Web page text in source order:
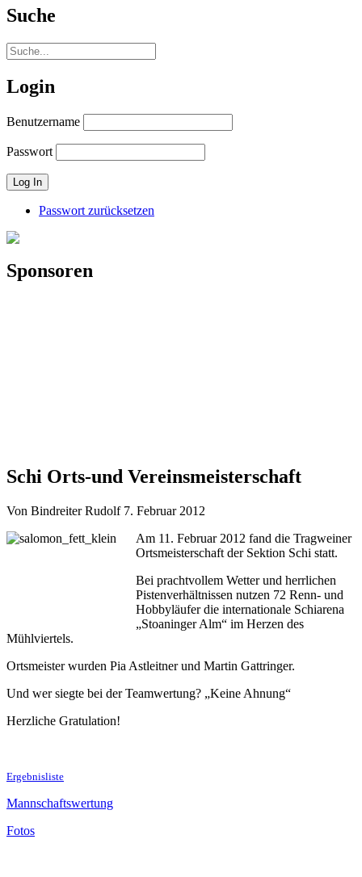
Suche
Login
Benutzername
Passwort
Passwort zurücksetzen
Sponsoren
Schi Orts-und Vereinsmeisterschaft
Von Bindreiter Rudolf 7. Februar 2012
Am 11. Februar 2012 fand die Tragweiner
Ortsmeisterschaft der Sektion Schi statt.
Bei prachtvollem Wetter und herrlichen
Pistenverhältnissen nutzen 72 Renn- und
Hobbyläufer die internationale Schiarena
„Stoaninger Alm“ im Herzen des
Mühlviertels.
Ortsmeister wurden Pia Astleitner und Martin Gattringer.
Und wer siegte bei der Teamwertung? „Keine Ahnung“
Herzliche Gratulation!
Ergebnisliste
Mannschaftswertung
Fotos